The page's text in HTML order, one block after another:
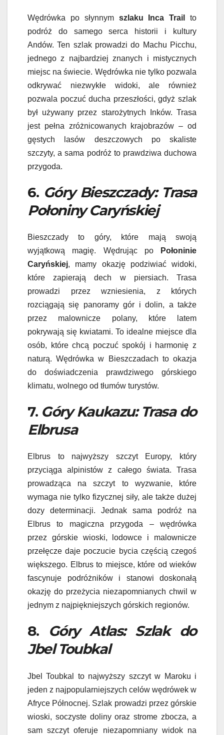
Wędrówka po słynnym szlaku Inca Trail
to
podróż do samego serca historii i kultury
Andów. Ten szlak prowadzi do Machu Picchu,
jednego z najbardziej znanych i mistycznych
miejsc na świecie. Wędrówka nie tylko pozwala
odkrywać niezwykłe widoki, ale również
pozwala poczuć ducha przeszłości, gdyż szlak
był używany przez starożytnych Inków. Trasa
jest pełna zróżnicowanych krajobrazów – od
gęstych lasów deszczowych po skaliste
szczyty, a sama podróż to prawdziwa duchowa
przygoda.
6. Góry Bieszczady: Trasa
Połoniny Caryńskiej
Bieszczady to góry, które mają swoją
wyjątkową magię. Wędrując po
Połoninie
Caryńskiej, mamy okazję podziwiać widoki,
które zapierają dech w piersiach. Trasa
prowadzi przez wzniesienia, z których
rozciągają się panoramy gór i dolin, a także
przez malownicze polany, które latem
pokrywają się kwiatami. To idealne miejsce dla
osób, które chcą poczuć spokój i harmonię z
naturą. Wędrówka w Bieszczadach to okazja
do doświadczenia prawdziwego górskiego
klimatu, wolnego od tłumów turystów.
7. Góry Kaukazu: Trasa do
Elbrusa
Elbrus to najwyższy szczyt Europy, który
przyciąga alpinistów z całego świata. Trasa
prowadząca na szczyt to wyzwanie, które
wymaga nie tylko fizycznej siły, ale także dużej
dozy determinacji. Jednak sama podróż na
Elbrus to magiczna przygoda – wędrówka
przez górskie wioski, lodowce i malownicze
przełęcze daje poczucie bycia częścią czegoś
większego. Elbrus to miejsce, które od wieków
fascynuje podróżników i stanowi doskonałą
okazję do przeżycia niezapomnianych chwil w
jednym z najpiękniejszych górskich regionów.
8.
Góry Atlas: Szlak do
Jbel Toubkal
Jbel Toubkal to najwyższy szczyt w Maroku i
jeden z najpopularniejszych celów wędrówek w
Afryce Północnej. Szlak prowadzi przez górskie
wioski, soczyste doliny oraz strome zbocza, a
sam szczyt oferuje niezapomniany widok na